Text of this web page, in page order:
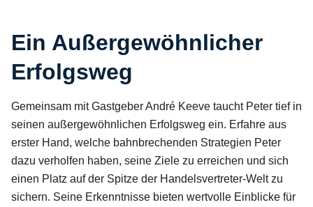
Ein Außergewöhnlicher
Erfolgsweg
Gemeinsam mit Gastgeber André Keeve taucht Peter tief in
seinen außergewöhnlichen Erfolgsweg ein. Erfahre aus
erster Hand, welche bahnbrechenden Strategien Peter
dazu verholfen haben, seine Ziele zu erreichen und sich
einen Platz auf der Spitze der Handelsvertreter-Welt zu
sichern. Seine Erkenntnisse bieten wertvolle Einblicke für